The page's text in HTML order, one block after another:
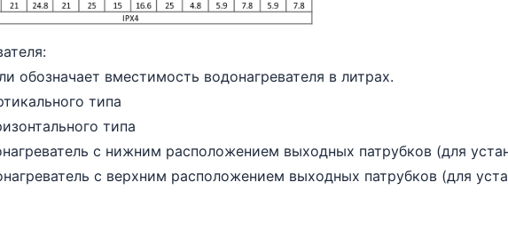
обозначает вместимость водонагревателя в литрах.
типа
типа
с нижним расположением выходных патрубков (для
с верхним расположением выходных патрубков (для